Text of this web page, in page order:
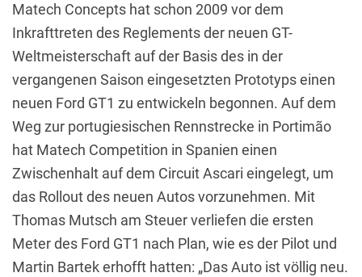
Matech Concepts hat schon 2009 vor dem
Inkrafttreten des Reglements der neuen GT-
Weltmeisterschaft auf der Basis des in der
vergangenen Saison eingesetzten Prototyps einen
neuen Ford GT1 zu entwickeln begonnen. Auf dem
Weg zur portugiesischen Rennstrecke in Portimão
hat Matech Competition in Spanien einen
Zwischenhalt auf dem Circuit Ascari eingelegt, um
das Rollout des neuen Autos vorzunehmen. Mit
Thomas Mutsch am Steuer verliefen die ersten
Meter des Ford GT1 nach Plan, wie es der Pilot und
Martin Bartek erhofft hatten: „Das Auto ist völlig neu.